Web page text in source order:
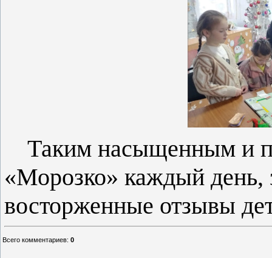
Таким насыщенным и
«Морозко» каждый день,
восторженные отзывы
Всего комментариев: 0